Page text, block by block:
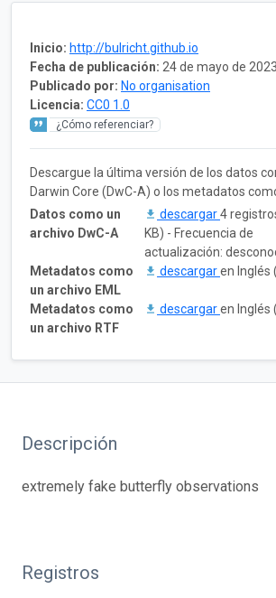
Inicio: http://bulricht.github.io
Fecha de publicación: 24 de mayo de 2023
Publicado por: No organisation
Licencia: CC0 1.0
¿Cómo referenciar?
Descargue la última versión de los datos
Darwin Core (DwC-A) o los metadatos
Datos como un
archivo DwC-A
descargar4
KB) - Frecuencia de
actualización:
Metadatos como
un archivo EML
descargaren Inglés
Metadatos como
un archivo RTF
descargaren Inglés
Descripción
extremely fake butterfly observations
Registros